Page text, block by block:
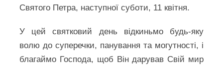
Святого Петра, наступної суботи, 11 квітня.
У цей святковий день відкиньмо будь-яку
волю до суперечки, панування та могутності, і
благаймо Господа, щоб Він дарував Свій мир